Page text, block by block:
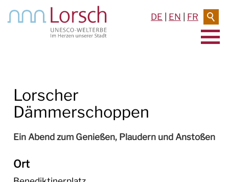
DE EN FR
RATHAUS & SERVICE
BAUEN & UMWELT
LEBEN IN LORSCH
KULTUR
Lorscher
Dämmerschoppen
Ein Abend zum Genießen, Plaudern und Anstoßen
Ort